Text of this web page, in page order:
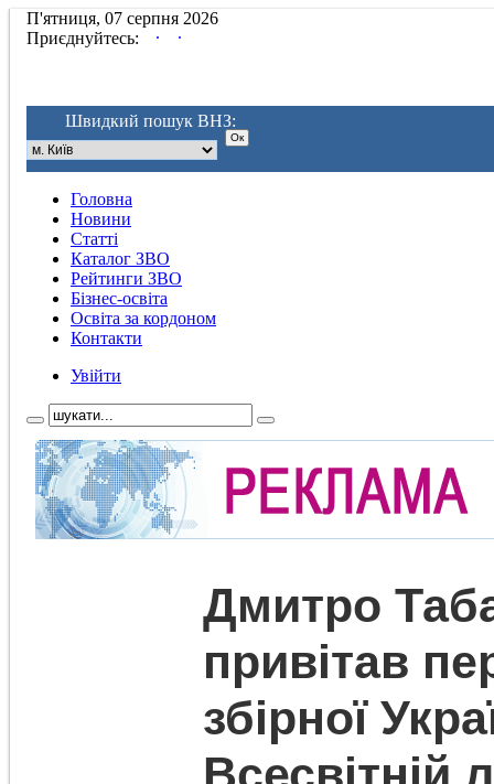
П'ятниця, 07 серпня 2026
Приєднуйтесь:
. .
Швидкий пошук ВНЗ:
Головна
Новини
Статті
Каталог ЗВО
Рейтинги ЗВО
Бізнес-освіта
Освіта за кордоном
Контакти
Увійти
Дмитро
привітав
збірної